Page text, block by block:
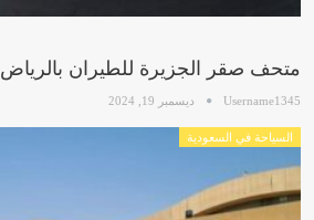
متحف صقر الجزيرة للطيران بالرياض
Username1345 ديسمبر 19, 2024
السياحة في السعودية